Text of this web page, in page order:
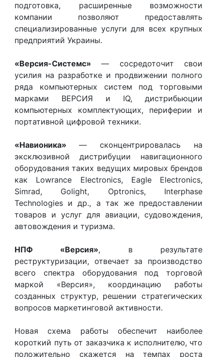
подготовка, расширенные возможности
компании позволяют предоставлять
специализированные услуги для всех крупных
предприятий Украины.
«Версия-Системс» — сосредоточит свои
усилия на разработке и продвижении полного
ряда компьютерных систем под торговыми
марками ВЕРСИЯ и IQ, дистрибьюции
компьютерных комплектующих, периферии и
портативной цифровой техники.
«Навионика» — сконцентрировалась на
эксклюзивной дистрибуции навигационного
оборудования таких ведущих мировых брендов
как Lowrance Electronics, Eagle Electronics,
Simrad, Golight, Optronics, Interphase
Technologies и др., а так же предоставлении
товаров и услуг для авиации, судовождения,
автовождения и туризма.
НПФ «Версия», в результате
реструктуризации, отвечает за производство
всего спектра оборудования под торговой
маркой «Версия», координацию работы
созданных структур, решении стратегических
вопросов маркетинговой активности.
Новая схема работы обеспечит наиболее
короткий путь от заказчика к исполнителю, что
положительно скажется на темпах роста